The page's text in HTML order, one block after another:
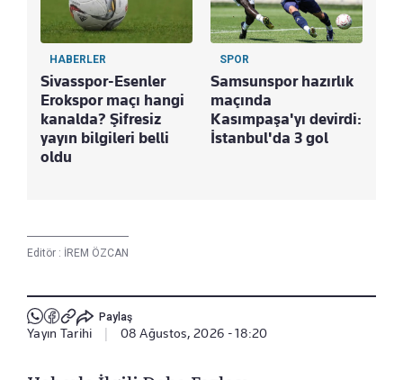
HABERLER
Sivasspor-Esenler
Erokspor maçı hangi
kanalda? Şifresiz
yayın bilgileri belli
oldu
SPOR
Samsunspor hazırlık
maçında
Kasımpaşa'yı devirdi:
İstanbul'da 3 gol
Editör : İREM ÖZCAN
Paylaş
Yayın Tarihi 08 Ağustos, 2026 - 18:20